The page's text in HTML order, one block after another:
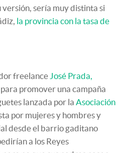
versión, sería muy distinta si
la provincia con la tasa de
freelance José Prada,
para promover una campaña
lanzada por la Asociación
por mujeres y hombres y
desde el barrio gaditano
a los Reyes